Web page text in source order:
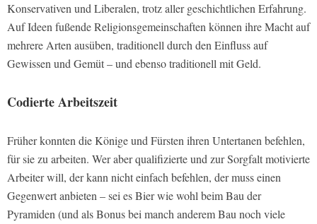
Konservativen und Liberalen, trotz aller geschichtlichen Erfahrung.
Auf Ideen fußende Religionsgemeinschaften können ihre Macht auf
mehrere Arten ausüben, traditionell durch den Einfluss auf
Gewissen und Gemüt – und ebenso traditionell mit Geld.
Codierte Arbeitszeit
Früher konnten die Könige und Fürsten ihren Untertanen befehlen,
für sie zu arbeiten. Wer aber qualifizierte und zur Sorgfalt motivierte
Arbeiter will, der kann nicht einfach befehlen, der muss einen
Gegenwert anbieten – sei es Bier wie wohl beim Bau der
Pyramiden (und als Bonus bei manch anderem Bau noch viele